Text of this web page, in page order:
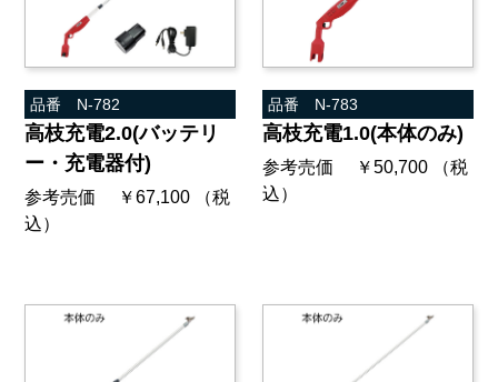
品番 N-782
高枝充電2.0(バッテリ
ー・充電器付)
参考売価 ￥67,100 （税
込）
品番 N-783
高枝充電1.0(本体のみ)
参考売価 ￥50,700 （税
込）